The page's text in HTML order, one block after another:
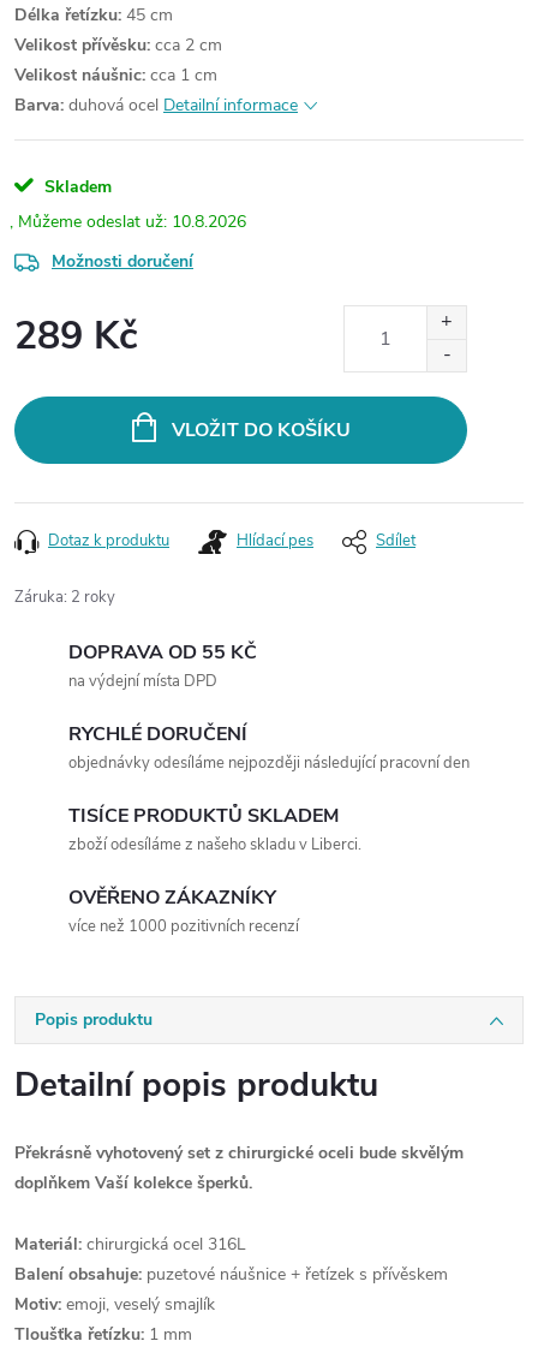
Délka řetízku: 45 cm
Velikost přívěsku: cca 2 cm
Velikost náušnic: cca 1 cm
Barva: duhová ocel Detailní informace
Skladem
10.8.2026
Možnosti doručení
289 Kč
VLOŽIT DO KOŠÍKU
Dotaz k produktu Hlídací pes Sdílet
Záruka: 2 roky
DOPRAVA OD 55 KČ
na výdejní místa DPD
RYCHLÉ DORUČENÍ
objednávky odesíláme nejpozději následující pracovní den
TISÍCE PRODUKTŮ SKLADEM
zboží odesíláme z našeho skladu v Liberci.
OVĚŘENO ZÁKAZNÍKY
více než 1000 pozitivních recenzí
Popis produktu
Detailní popis produktu
Překrásně vyhotovený set z chirurgické oceli bude skvělým
doplňkem Vaší kolekce šperků.
Materiál: chirurgická ocel 316L
Balení obsahuje: puzetové náušnice + řetízek s přívěskem
Motiv: emoji, veselý smajlík
Tloušťka řetízku: 1 mm